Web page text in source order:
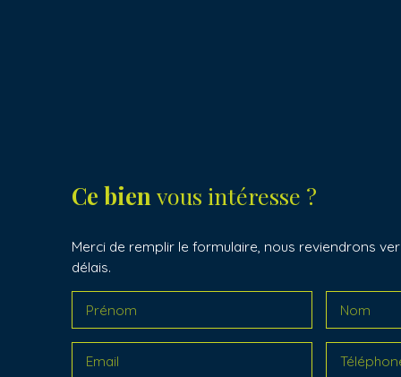
Ce bien vous intéresse ?
Merci de remplir le formulaire, nous reviendrons
délais.
Prénom Nom
Email